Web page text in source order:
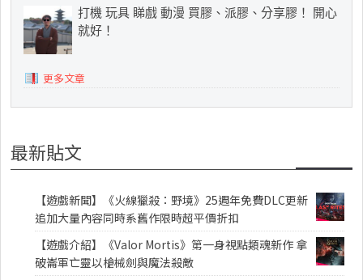
打機 玩具 睇戲 動漫 買膠、派膠、分享膠！ 開心
就好！
更多文章
最新貼文
【遊戲新聞】《火線獵殺：野境》25週年免費DLC更新
追加大量內容同時系舊作限時超平價折扣
【遊戲介紹】《Valor Mortis》第一身視點類魂新作 拿
破崙軍亡靈以槍械劍與魔法殺敵